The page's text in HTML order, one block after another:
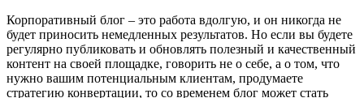
Корпоративный блог – это работа вдолгую, и он никогда не
будет приносить немедленных результатов. Но если вы будете
регулярно публиковать и обновлять полезный и качественный
контент на своей площадке, говорить не о себе, а о том, что
нужно вашим потенциальным клиентам, продумаете
стратегию конвертации, то со временем блог может стать